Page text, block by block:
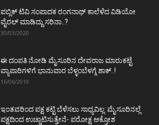
ಪಬ್ಲಿಕ್ ಟಿವಿ ಸಂಪಾದಕ ರಂಗನಾಥ್ ಕಾಲೆಳೆದ ವಿಡಿಯೋ
ವೈರಲ್ ಮಾಡಿದ್ದು ಸರಿನಾ..?
30/03/2020
ಈ ದಂಪತಿ ನೋಡಿ ಮೈಸೂರಿನ ದೇವರಾಜ ಮಾರುಕಟ್ಟೆ
ವ್ಯಾಪಾರಿಗಳಿಗೆ ಭಾನುವಾರ ಬೆಳ್ಳಂಬೆಳಗ್ಗೆ ಶಾಕ್..!
16/06/2019
ಇಂತವರಿಂದ ಪಕ್ಷ ಕಟ್ಟಿ ಬೆಳೆಸಲು ಸಾಧ್ಯವಿಲ್ಲ: ಮೈಸೂರಿನಲ್ಲೆ
ಪಕ್ಷದಿಂದ ಉಚ್ಚಾಟಿಸುತ್ತೇನೆ- ಪರೋಕ್ಷ ಆಕ್ರೋಶ